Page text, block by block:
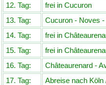
12. Tag:
frei in Cucuron
13. Tag:
Cucuron - Noves
14. Tag:
frei in
15. Tag:
frei in
16. Tag:
Châteaurenard -
17. Tag:
Abreise nach Köln